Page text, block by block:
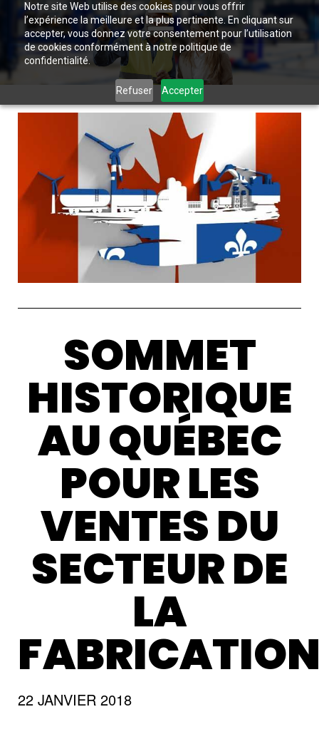
Notre site Web utilise des cookies pour vous offrir
l’expérience la meilleure et la plus pertinente. En cliquant sur
accepter, vous donnez votre consentement pour l’utilisation
de cookies conformément à notre politique de
confidentialité.
Refuser Accepter
SOMMET
HISTORIQUE
AU QUÉBEC
POUR LES
VENTES DU
SECTEUR DE
LA
22 JANVIER 2018